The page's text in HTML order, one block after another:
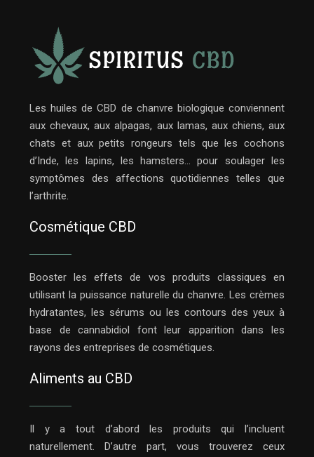
Les huiles de CBD de chanvre biologique conviennent
aux chevaux, aux alpagas, aux lamas, aux chiens, aux
chats et aux petits rongeurs tels que les cochons
d’Inde, les lapins, les hamsters… pour soulager les
symptômes des affections quotidiennes telles que
l’arthrite.
Cosmétique CBD
Booster les effets de vos produits classiques en
utilisant la puissance naturelle du chanvre. Les crèmes
hydratantes, les sérums ou les contours des yeux à
base de cannabidiol font leur apparition dans les
rayons des entreprises de cosmétiques.
Aliments au CBD
Il y a tout d’abord les produits qui l’incluent
naturellement. D’autre part, vous trouverez ceux